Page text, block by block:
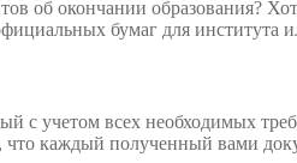
об окончании образования?
бумаг для
с учетом всех необходимых
каждый полученный вами